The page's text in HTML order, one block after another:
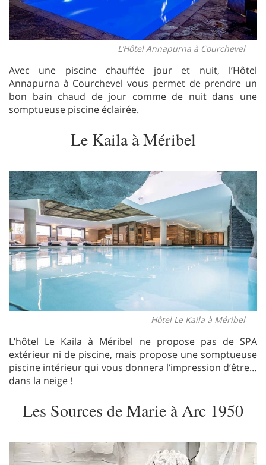
L’Hôtel Annapurna à Courchevel
Avec une piscine chauffée jour et nuit, l’Hôtel
Annapurna à Courchevel vous permet de prendre un
bon bain chaud de jour comme de nuit dans une
somptueuse piscine éclairée.
Le Kaila à Méribel
Hôtel Le Kaila à Méribel
L’hôtel Le Kaila à Méribel ne propose pas de SPA
extérieur ni de piscine, mais propose une somptueuse
piscine intérieur qui vous donnera l’impression d’être…
dans la neige !
Les Sources de Marie à Arc 1950